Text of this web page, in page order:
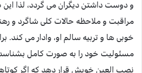
و دوست داشتن دیگران می گردد، لذا
مراقبت و ملاحظه حالات کلی شاگرد و
خوبی ها و تربیه سالم او، وادار می کند.
مسئولیت خود را به صورت کامل
نصب العین خویش قرار دهد که اگر